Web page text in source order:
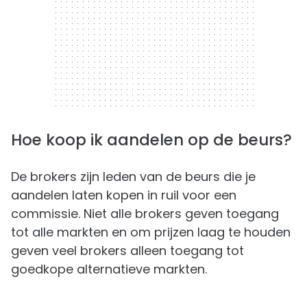
Hoe koop ik aandelen op de beurs?
De brokers zijn leden van de beurs die je
aandelen laten kopen in ruil voor een
commissie. Niet alle brokers geven toegang
tot alle markten en om prijzen laag te houden
geven veel brokers alleen toegang tot
goedkope alternatieve markten.